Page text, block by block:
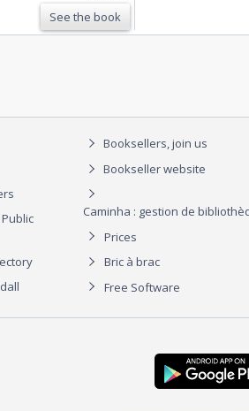
See the book
Booksellers, join us
Bookseller website
Caminha : gestion de
Prices
Bric à brac
Free Software